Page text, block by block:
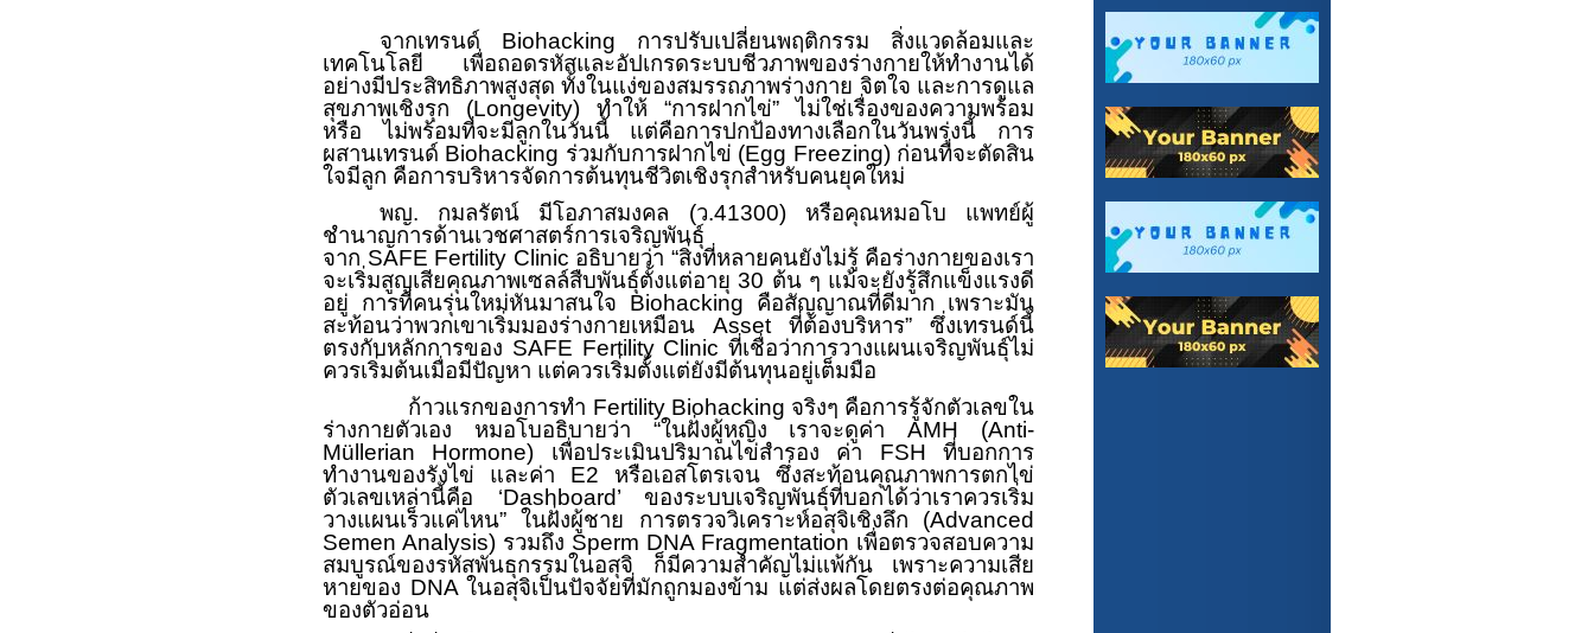
จากเทรนด์ Biohacking การปรับเปลี่ยนพฤติกรรม สิ่งแวดล้อมและ
เทคโนโลยี เพื่อถอดรหัสและอัปเกรดระบบชีวภาพของร่างกายให้ทำงานได้
อย่างมีประสิทธิภาพสูงสุด ทั้งในแง่ของสมรรถภาพร่างกาย จิตใจ และการดูแล
สุขภาพเชิงรุก (Longevity) ทำให้ “การฝากไข่” ไม่ใช่เรื่องของความพร้อม
หรือ ไม่พร้อมที่จะมีลูกในวันนี้ แต่คือการปกป้องทางเลือกในวันพรุ่งนี้ การ
ผสานเทรนด์ Biohacking ร่วมกับการฝากไข่ (Egg Freezing) ก่อนที่จะตัดสิน
ใจมีลูก คือการบริหารจัดการต้นทุนชีวิตเชิงรุกสำหรับคนยุคใหม่
พญ. กมลรัตน์ มีโอภาสมงคล (ว.41300) หรือคุณหมอโบ แพทย์ผู้
ชำนาญการด้านเวชศาสตร์การเจริญพันธุ์
จาก SAFE Fertility Clinic อธิบายว่า “สิ่งที่หลายคนยังไม่รู้ คือร่างกายของเรา
จะเริ่มสูญเสียคุณภาพเซลล์สืบพันธุ์ตั้งแต่อายุ30 ต้น ๆ แม้จะยังรู้สึกแข็งแรงดี
อยู่ การที่คนรุ่นใหม่หันมาสนใจ Biohacking คือสัญญาณที่ดีมาก เพราะมัน
สะท้อนว่าพวกเขาเริ่มมองร่างกายเหมือน Asset ที่ต้องบริหาร” ซึ่งเทรนด์นี้
ตรงกับหลักการของ SAFE Fertility Clinic ที่เชื่อว่าการวางแผนเจริญพันธุ์ไม่
ควรเริ่มต้นเมื่อมีปัญหา แต่ควรเริ่มตั้งแต่ยังมีต้นทุนอยู่เต็มมือ
ก้าวแรกของการทำ Fertility Biohacking จริงๆ คือการรู้จักตัวเลขใน
ร่างกายตัวเอง หมอโบอธิบายว่า “ในฝั่งผู้หญิง เราจะดูค่าAMH (Anti-
Müllerian Hormone) เพื่อประเมินปริมาณไข่สำรอง ค่า FSHที่บอกการ
ทำงานของรังไข่ และค่า E2 หรือเอสโตรเจน ซึ่งสะท้อนคุณภาพการตกไข่
ตัวเลขเหล่านี้คือ ‘Dashboard’ ของระบบเจริญพันธุ์ที่บอกได้ว่าเราควรเริ่ม
วางแผนเร็วแค่ไหน” ในฝั่งผู้ชาย การตรวจวิเคราะห์อสุจิเชิงลึก (Advanced
Semen Analysis) รวมถึง Sperm DNA Fragmentation เพื่อตรวจสอบความ
สมบูรณ์ของรหัสพันธุกรรมในอสุจิ ก็มีความสำคัญไม่แพ้กัน เพราะความเสีย
หายของ DNAในอสุจิเป็นปัจจัยที่มักถูกมองข้าม แต่ส่งผลโดยตรงต่อคุณภาพ
ของตัวอ่อน